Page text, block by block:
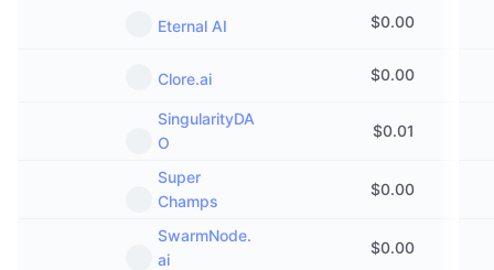
Eternal AI $0.00
Clore.ai $0.00
SingularityDA
O
$0.01
Super
Champs
$0.00
SwarmNode.
ai
$0.00